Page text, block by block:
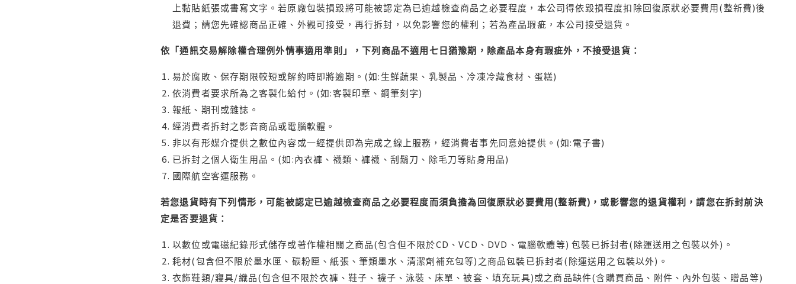
上黏貼紙張或書寫文字。若原廠包裝損毀將可能被認定為已逾越檢查商品之必要程度，本公司得依毀損程度扣除回復原狀必要費用(整新費)後
退費；請您先確認商品正確、外觀可接受，再行拆封，以免影響您的權利；若為產品瑕疵，本公司接受退貨。
依「通訊交易解除權合理例外情事適用準則」，下列商品不適用七日猶豫期，除產品本身有瑕疵外，不接受退貨：
易於腐敗、保存期限較短或解約時即將逾期。(如:生鮮蔬果、乳製品、冷凍冷藏食材、蛋糕)
依消費者要求所為之客製化給付。(如:客製印章、鋼筆刻字)
報紙、期刊或雜誌。
經消費者拆封之影音商品或電腦軟體。
非以有形媒介提供之數位內容或一經提供即為完成之線上服務，經消費者事先同意始提供。(如:電子書)
已拆封之個人衛生用品。(如:內衣褲、襪類、褲襪、刮鬍刀、除毛刀等貼身用品)
國際航空客運服務。
若您退貨時有下列情形，可能被認定已逾越檢查商品之必要程度而須負擔為回復原狀必要費用(整新費)，或影響您的退貨權利，請您在拆封前決
定是否要退貨：
以數位或電磁紀錄形式儲存或著作權相關之商品(包含但不限於CD、VCD、DVD、電腦軟體等) 包裝已拆封者(除運送用之包裝以外)。
耗材(包含但不限於墨水匣、碳粉匣、紙張、筆類墨水、清潔劑補充包等)之商品包裝已拆封者(除運送用之包裝以外)。
衣飾鞋類/寢具/織品(包含但不限於衣褲、鞋子、襪子、泳裝、床單、被套、填充玩具)或之商品缺件(含購買商品、附件、內外包裝、贈品等)